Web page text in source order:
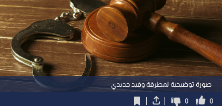
صورة توضيحية لمطرقة وقيد حديدي
0
0